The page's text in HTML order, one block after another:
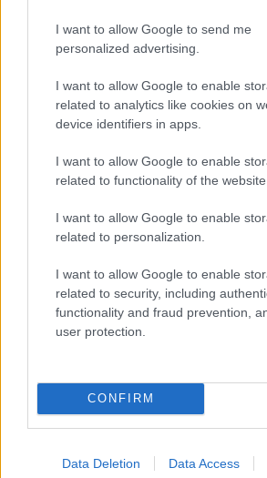
I want to allow Google to send me
personalized advertising.
I want to allow Google to enable
related to analytics like cookies on
device identifiers in apps.
I want to allow Google to enable
related to functionality of the website
I want to allow Google to enable
related to personalization.
I want to allow Google to enable
related to security, including
functionality and fraud prevention,
user protection.
CONFIRM
Data Deletion Data Access
Új és Használt GSM kiemelt ajánlatok
Samsung Galaxy A56
Xiaomi 15T Pro